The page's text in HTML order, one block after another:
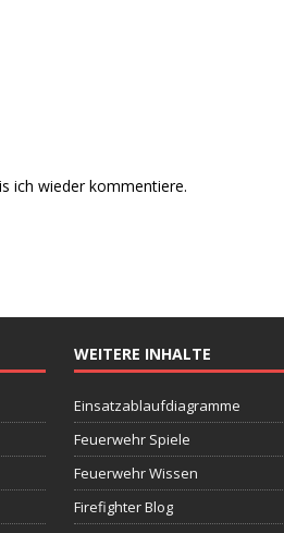
ich wieder kommentiere.
WEITERE INHALTE
Einsatzablaufdiagramme
Feuerwehr Spiele
Feuerwehr Wissen
Firefighter Blog